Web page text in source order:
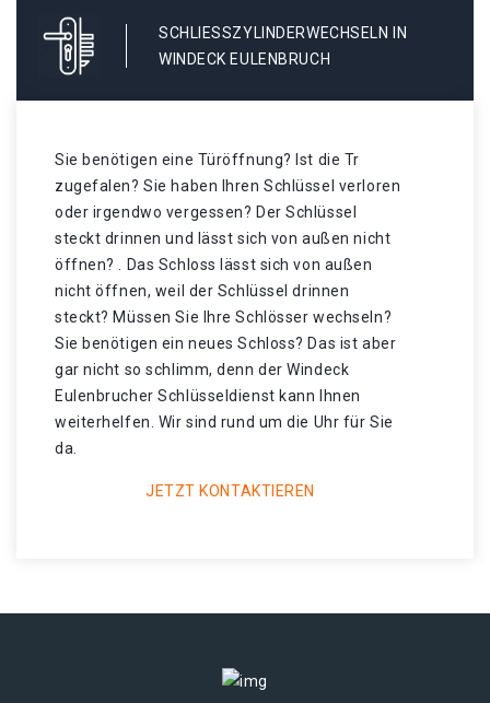
SCHLIESSZYLINDERWECHSELN IN W
INDECK EULENBRUCH
Sie benötigen eine Türöffnung? Ist die Tr
zugefalen? Sie haben Ihren Schlüssel verloren
oder irgendwo vergessen? Der Schlüssel
steckt drinnen und lässt sich von außen nicht
öffnen? . Das Schloss lässt sich von außen
nicht öffnen, weil der Schlüssel drinnen
steckt? Müssen Sie Ihre Schlösser wechseln?
Sie benötigen ein neues Schloss? Das ist aber
gar nicht so schlimm, denn der Windeck
Eulenbrucher Schlüsseldienst kann Ihnen
weiterhelfen. Wir sind rund um die Uhr für Sie
da.
JETZT KONTAKTIEREN